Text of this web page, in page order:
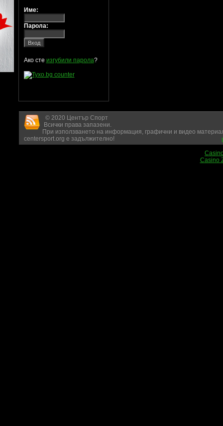
Име:
Парола:
Ако сте изгубили парола?
© 2020 Център Спорт
Всички права запазени.
При използването на информация, графични и видео
centersport.org е задължително!
Casino